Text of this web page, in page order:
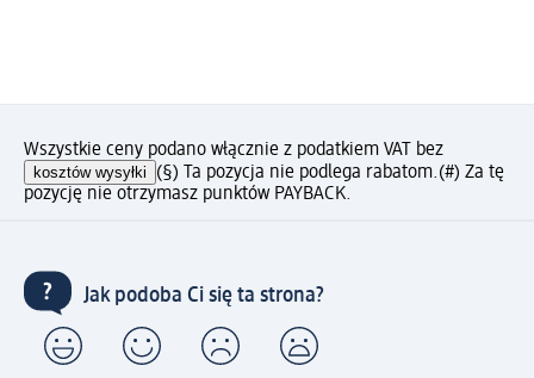
Wszystkie ceny podano włącznie z podatkiem VAT bez
kosztów wysyłki (§) Ta pozycja nie podlega rabatom.(#) Za tę
pozycję nie otrzymasz punktów PAYBACK.
Jak podoba Ci się ta strona?